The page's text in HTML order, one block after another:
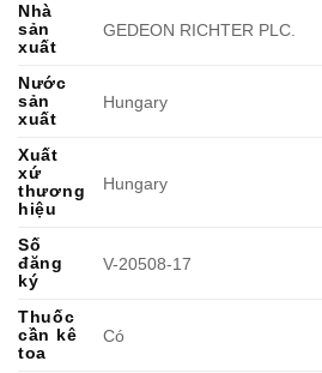
Nhà
sản
xuất
GEDEON RICHTER PLC.
Nước
sản
xuất
Hungary
Xuất
xứ
thương
hiệu
Hungary
Số
đăng
ký
V-20508-17
Thuốc
cần kê
toa
Có